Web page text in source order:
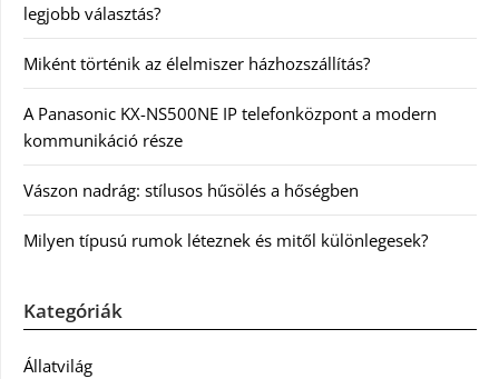
legjobb választás?
Miként történik az élelmiszer házhozszállítás?
A Panasonic KX-NS500NE IP telefonközpont a modern
kommunikáció része
Vászon nadrág: stílusos hűsölés a hőségben
Milyen típusú rumok léteznek és mitől különlegesek?
Kategóriák
Állatvilág